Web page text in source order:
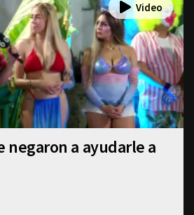
negaron a ayudarle a